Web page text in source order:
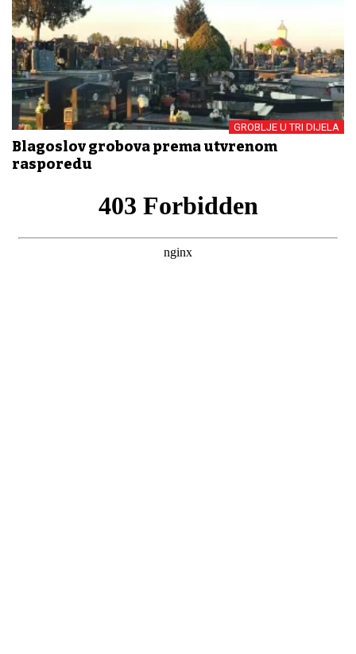
GROBLJE U TRI DIJELA
Blagoslov grobova prema utvrđenom
rasporedu